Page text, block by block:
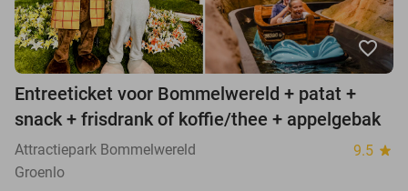
favorite_border
Entreeticket voor Bommelwereld + patat +
snack + frisdrank of koffie/thee + appelgebak
Attractiepark Bommelwereld 9.5 star
Groenlo